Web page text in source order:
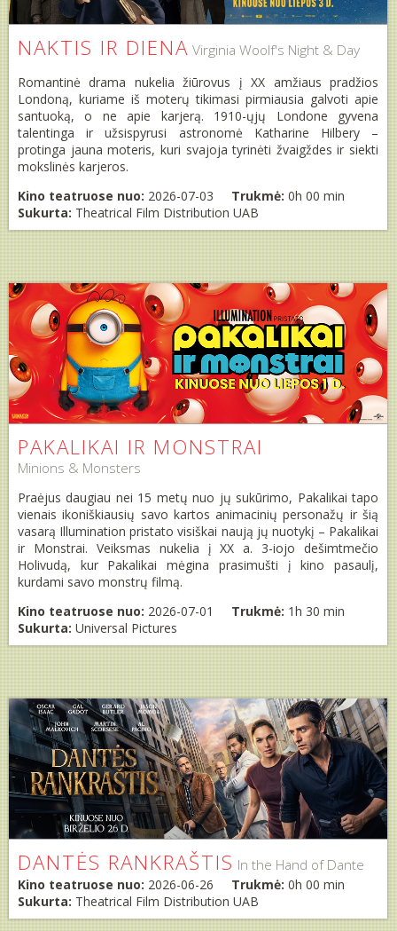
NAKTIS IR DIENA Virginia Woolf's Night & Day
Romantinė drama nukelia žiūrovus į XX amžiaus pradžios
Londoną, kuriame iš moterų tikimasi pirmiausia galvoti apie
santuoką, o ne apie karjerą. 1910-ųjų Londone gyvena
talentinga ir užsispyrusi astronomė Katharine Hilbery –
protinga jauna moteris, kuri svajoja tyrinėti žvaigždes ir siekti
mokslinės karjeros.
Kino teatruose nuo: 2026-07-03 Trukmė: 0h 00 min
Sukurta: Theatrical Film Distribution UAB
PAKALIKAI IR MONSTRAI
Minions & Monsters
Praėjus daugiau nei 15 metų nuo jų sukūrimo, Pakalikai tapo
vienais ikoniškiausių savo kartos animacinių personažų ir šią
vasarą Illumination pristato visiškai naują jų nuotykį – Pakalikai
ir Monstrai. Veiksmas nukelia į XX a. 3-iojo dešimtmečio
Holivudą, kur Pakalikai mėgina prasimušti į kino pasaulį,
kurdami savo monstrų filmą.
Kino teatruose nuo: 2026-07-01 Trukmė: 1h 30 min
Sukurta: Universal Pictures
DANTĖS RANKRAŠTIS In the Hand of Dante
Kino teatruose nuo: 2026-06-26 Trukmė: 0h 00 min
Sukurta: Theatrical Film Distribution UAB